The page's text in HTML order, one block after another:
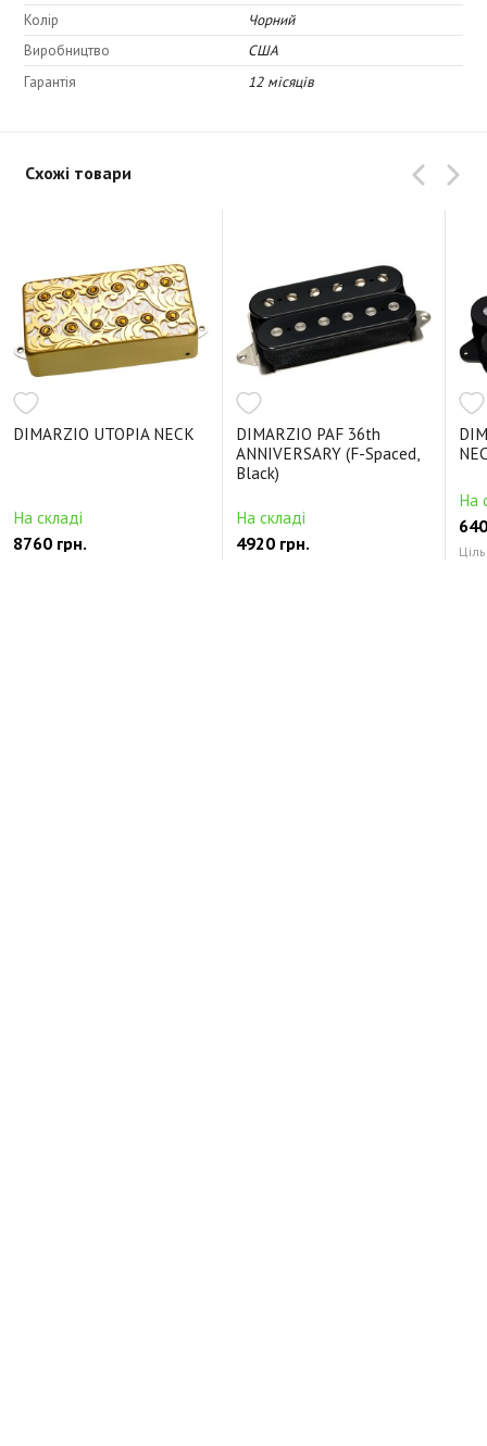
Колір
Чорний
Виробництво
США
Гарантія
12 місяців
Схожі товари
DIMARZIO UTOPIA NECK
На складі
8760 грн.
DIMARZIO PAF 36th
ANNIVERSARY (F-Spaced,
Black)
На складі
4920 грн.
На